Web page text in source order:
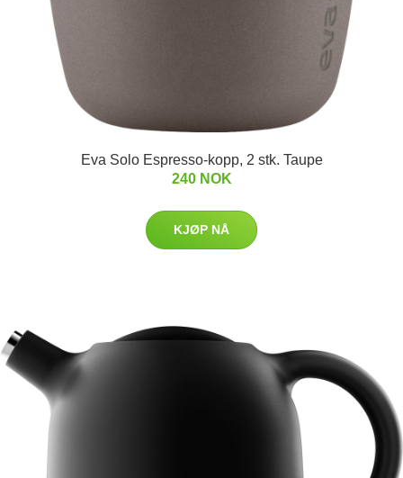
Eva Solo Espresso-kopp, 2 stk. Taupe
240 NOK
KJØP NÅ